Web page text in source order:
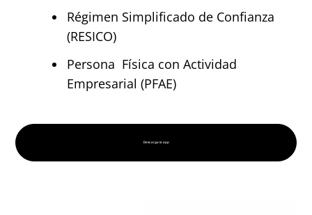
(RESICO)
Persona Física con Actividad
Empresarial (PFAE)